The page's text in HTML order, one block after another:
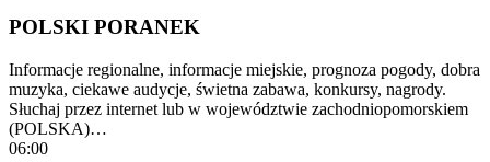
POLSKI PORANEK
Informacje regionalne, informacje miejskie, prognoza pogody, dobra
muzyka, ciekawe audycje, świetna zabawa, konkursy, nagrody.
Słuchaj przez internet lub w województwie zachodniopomorskiem
(POLSKA)…
06:00